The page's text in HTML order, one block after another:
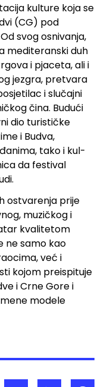
kulture koja se
(CG) pod
svog osnivanja,
mediteranski duh
i pjaceta, ali i
jezgra, pretvara
i slučajni
čina. Budući
dio turističke
i Budva,
tako i kul-
da festival
ostvarenja prije
muzičkog i
kvalitetom
ne samo kao
već i
kojom preispituje
i Crne Gore i
modele